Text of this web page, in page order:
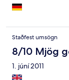
Staðfest umsögn
8/10 Mjög
1. júní 2011